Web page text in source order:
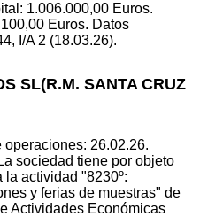
1.006.000,00 Euros.
Euros. Datos
I/A 2 (18.03.26).
SL(R.M. SANTA CRUZ
26.02.26.
sociedad tiene por objeto
actividad "8230º:
y ferias de muestras" de
Actividades Económicas